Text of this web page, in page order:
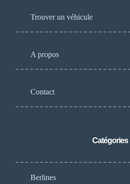
Trouver un véhicule
A propos
Contact
Catégories
Berlines